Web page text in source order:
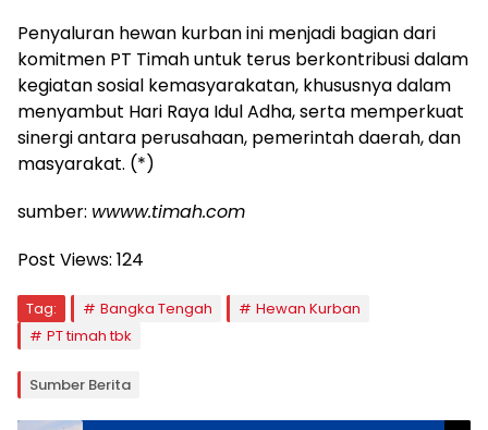
Penyaluran hewan kurban ini menjadi bagian dari
komitmen PT Timah untuk terus berkontribusi dalam
kegiatan sosial kemasyarakatan, khususnya dalam
menyambut Hari Raya Idul Adha, serta memperkuat
sinergi antara perusahaan, pemerintah daerah, dan
masyarakat. (*)
sumber: wwww.timah.com
Post Views: 124
Tag: Bangka Tengah
Hewan Kurban
PT timah tbk
Sumber Berita